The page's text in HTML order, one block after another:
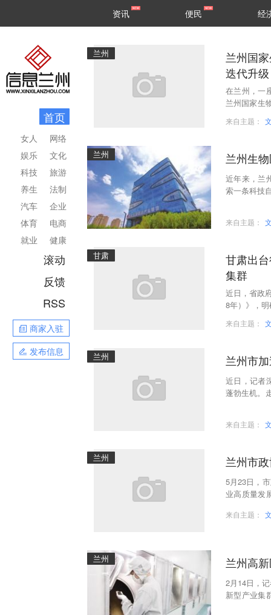
区县
资讯 便民 经
首页
网络
文化
旅游
法制
企业
电商
健康
女人
娱乐
科技
养生
汽车
体育
就业
滚动
反馈
RSS
商家入驻
发布信息
兰州
兰州国
迭代升级
在兰州，一
兰州国家生
来自主题：
兰州 兰州生
近年来，兰
索一条科技
来自主题：
甘肃
甘肃出
集群
近日，省政
8年）》，
来自主题：
兰州 兰州市
近日，记者
蓬勃生机。
来自主题：
兰州 兰州市
5月23日，
业高质量发
来自主题：
兰州 兰州高
2月14日，
新型产业集